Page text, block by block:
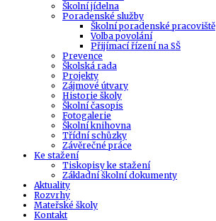
Školní jídelna
Poradenské služby
Školní poradenské pracoviště
Volba povolání
Přijímací řízení na SŠ
Prevence
Školská rada
Projekty
Zájmové útvary
Historie školy
Školní časopis
Fotogalerie
Školní knihovna
Třídní schůzky
Závěrečné práce
Ke stažení
Tiskopisy ke stažení
Základní školní dokumenty
Aktuality
Rozvrhy
Mateřské školy
Kontakt